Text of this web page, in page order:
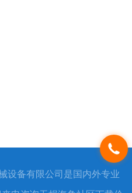
设备有限公司是国内外专业